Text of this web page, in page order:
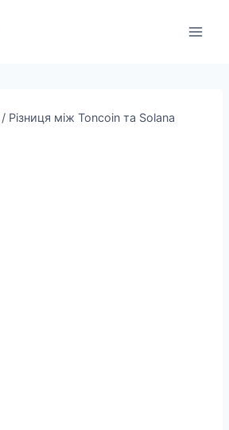
/ Різниця між Toncoin та Solana